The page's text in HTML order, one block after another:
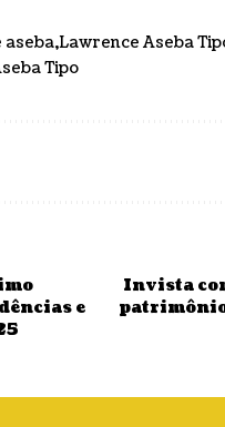
aseba Lawrence Aseba
Tipo
e
Invista